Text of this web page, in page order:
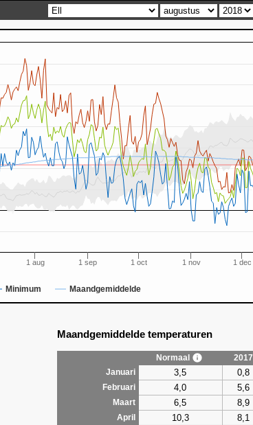
Minimum Maandgemiddelde
1 aug 1 sep 1 oct 1 nov 1 dec
Maandgemiddelde temperaturen
Normaal 2017
Januari
3,5 0,8
Februari 4,0 5,6
Maart 6,5 8,9
April 10,3 8,1